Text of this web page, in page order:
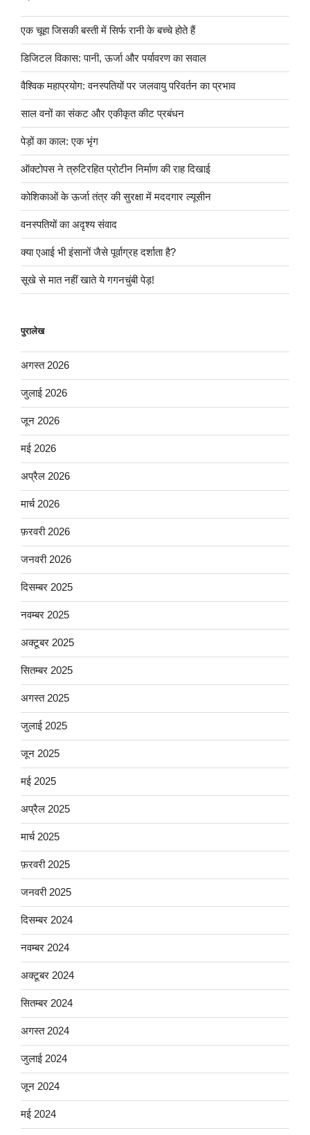
एक चूहा जिसकी बस्ती में सिर्फ रानी के बच्चे होते हैं
डिजिटल विकास: पानी, ऊर्जा और पर्यावरण का सवाल
वैश्विक महाप्रयोग: वनस्पतियों पर जलवायु परिवर्तन का प्रभाव
साल वनों का संकट और एकीकृत कीट प्रबंधन
पेड़ों का काल: एक भृंग
ऑक्टोपस ने त्रुटिरहित प्रोटीन निर्माण की राह दिखाई
कोशिकाओं के ऊर्जा तंत्र की सुरक्षा में मददगार ल्यूसीन
वनस्पतियों का अदृश्य संवाद
क्या एआई भी इंसानों जैसे पूर्वाग्रह दर्शाता है?
सूखे से मात नहीं खाते ये गगनचुंबी पेड़!
पुरालेख
अगस्त 2026
जुलाई 2026
जून 2026
मई 2026
अप्रैल 2026
मार्च 2026
फ़रवरी 2026
जनवरी 2026
दिसम्बर 2025
नवम्बर 2025
अक्टूबर 2025
सितम्बर 2025
अगस्त 2025
जुलाई 2025
जून 2025
मई 2025
अप्रैल 2025
मार्च 2025
फ़रवरी 2025
जनवरी 2025
दिसम्बर 2024
नवम्बर 2024
अक्टूबर 2024
सितम्बर 2024
अगस्त 2024
जुलाई 2024
जून 2024
मई 2024